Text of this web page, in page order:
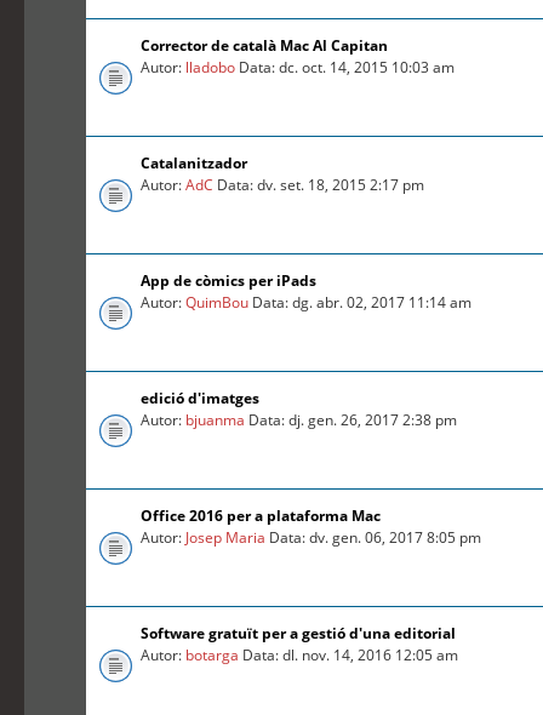
Corrector de català Mac Al Capitan
Autor: lladobo Data: dc. oct. 14, 2015 10:03 am
Catalanitzador
Autor:AdC Data: dv. set. 18, 2015 2:17 pm
App de còmics per iPads
Autor:QuimBou Data: dg. abr. 02, 2017 11:14 am
edició d'imatges
Autor: bjuanma Data: dj. gen. 26, 2017 2:38 pm
Office 2016 per a plataforma Mac
Autor: Josep Maria Data: dv. gen. 06, 2017 8:05 pm
Software gratuït per a gestió d'una editorial
Autor: botarga Data: dl. nov. 14, 2016 12:05 am